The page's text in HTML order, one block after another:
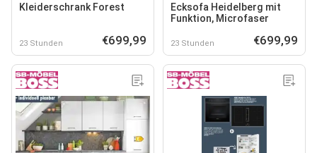
Kleiderschrank Forest
23 Stunden €699,99
Ecksofa Heidelberg mit
Funktion, Microfaser
23 Stunden €699,99